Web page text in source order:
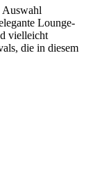
Auswahl
Lounge-
vielleicht
die in diesem